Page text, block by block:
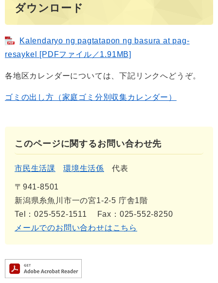
ダウンロード
Kalendaryo ng pagtatapon ng basura at pag-
resaykel [PDFファイル／1.91MB]
各地区カレンダーについては、下記リンクへどうぞ。
ゴミの出し方（家庭ゴミ分別収集カレンダー）
このページに関するお問い合わせ先
市民生活課 環境生活係 代表
〒941-8501
新潟県糸魚川市一の宮1-2-5 庁舎1階
Tel：025-552-1511
Fax：025-552-8250
メールでのお問い合わせはこちら